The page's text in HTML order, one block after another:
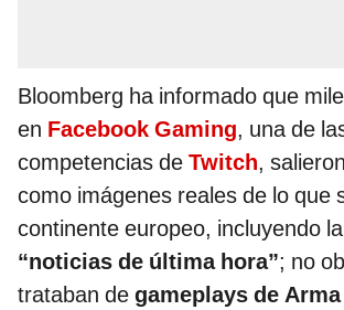
Bloomberg ha informado que
en Facebook Gaming, una de
competencias de Twitch,
como imágenes reales de lo que
continente europeo, incluyendo
“noticias de última hora”; no
trataban de gameplays de Arma